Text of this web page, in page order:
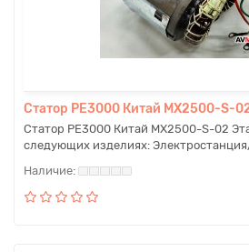
Статор PE3000 Китай MX2500-S-
Статор PE3000 Китай MX2500-S-02
следующих изделиях: